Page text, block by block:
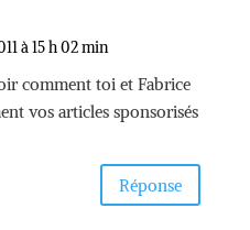
à 15 h 02 min
comment toi et Fabrice
vos articles sponsorisés
Réponse